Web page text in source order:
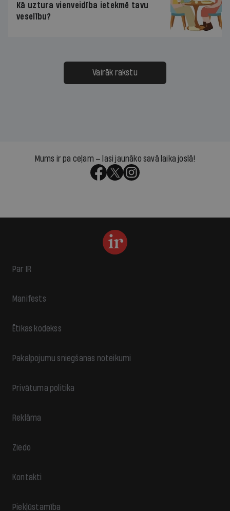
Kā uztura vienveidība ietekmē tavu
veselību?
Vairāk rakstu
Mums ir pa ceļam — lasi jaunāko savā laika joslā!
Par IR
Manifests
Ētikas kodekss
Pakalpojumu sniegšanas noteikumi
Privātuma politika
Reklāma
Ziedo
Kontakti
Piekļūstamība